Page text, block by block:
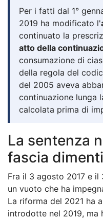
Per i fatti dal 1°
2019 ha modificato l'
continuato la
atto della
consumazione di
della regola del
del 2005 aveva
continuazione lunga
calcolata prima di
La sentenza
fascia
Fra il 3 agosto 2017 e il
un vuoto che ha
La riforma del 2021 ha
introdotte nel 2019, ma